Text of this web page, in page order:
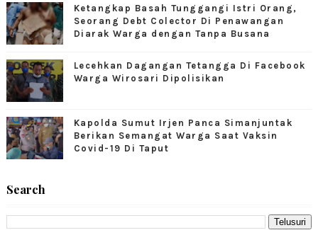
Ketangkap Basah Tunggangi Istri Orang,
Seorang Debt Colector Di Penawangan
Diarak Warga dengan Tanpa Busana
Lecehkan Dagangan Tetangga Di Facebook
Warga Wirosari Dipolisikan
Kapolda Sumut Irjen Panca Simanjuntak
Berikan Semangat Warga Saat Vaksin
Covid-19 Di Taput
Search